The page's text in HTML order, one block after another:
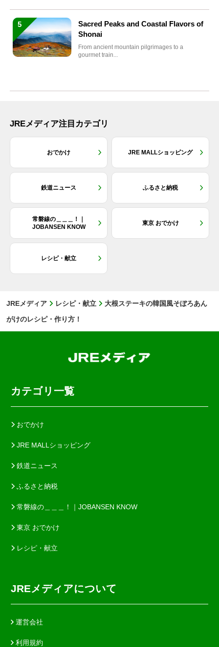
5
Sacred Peaks and Coastal Flavors of
Shonai
From ancient mountain pilgrimages to a
gourmet train...
JREメディア注目カテゴリ
おでかけ JRE MALLショッピング
鉄道ニュース ふるさと納税
常磐線の＿＿＿！｜
JOBANSEN KNOW
東京 おでかけ
レシピ・献立
JREメディア レシピ・献立
大根ステーキの韓国風そぼろあん
がけのレシピ・作り方！
カテゴリ一覧
おでかけ
JRE MALLショッピング
鉄道ニュース
ふるさと納税
常磐線の＿＿＿！｜JOBANSEN KNOW
東京 おでかけ
レシピ・献立
JREメディアについて
運営会社
利用規約